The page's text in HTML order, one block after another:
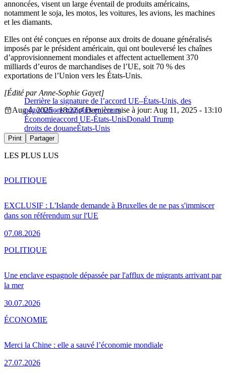
annoncées, visent un large éventail de produits américains,
notamment le soja, les motos, les voitures, les avions, les machines
et les diamants.
Elles ont été conçues en réponse aux droits de douane généralisés
imposés par le président américain, qui ont bouleversé les chaînes
d’approvisionnement mondiales et affectent actuellement 370
milliards d’euros de marchandises de l’UE, soit 70 % des
exportations de l’Union vers les États-Unis.
Derrière la signature de l’accord UE–États-Unis, des
négociations toujours en cours
[Édité par Anne-Sophie Gayet]
Aug 4, 2025 - 18:22
Dernière mise à jour: Aug 11, 2025 - 13:10
Économieaccord UE-États-UnisDonald Trump
droits de douaneÉtats-Unis
Print Partager
LES PLUS LUS
EXCLUSIF : L'Islande demande à Bruxelles de ne pas s'immiscer
dans son référendum sur l'UE
07.08.2026
POLITIQUE
Une enclave espagnole dépassée par l'afflux de migrants arrivant par
la mer
30.07.2026
POLITIQUE
Merci la Chine : elle a sauvé l’économie mondiale
27.07.2026
ÉCONOMIE